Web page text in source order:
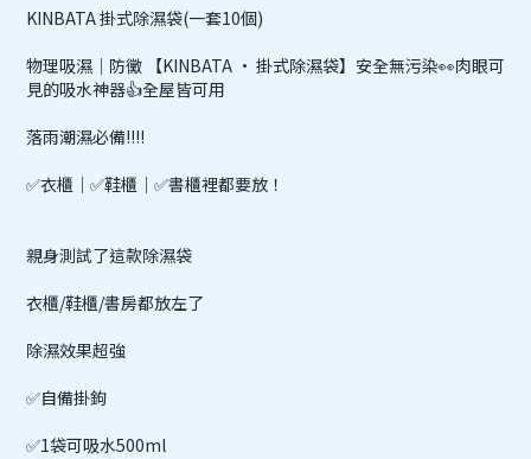
KINBATA 掛式除濕袋(一套10個)
物理吸濕｜防黴 【⁥KINBATA · 掛式除濕袋】⁠安全無污染👀肉眼可
見的吸水神器👍全屋皆可用
落雨潮濕必備!!!!
✅衣櫃｜✅鞋櫃｜✅書櫃裡都要放！
親身測試了這款除濕袋
衣櫃/鞋櫃/書房都放左了
除濕效果超強
✅自備掛鉤
✅1袋可吸水500ml